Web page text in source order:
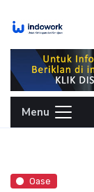
Menu
Oase